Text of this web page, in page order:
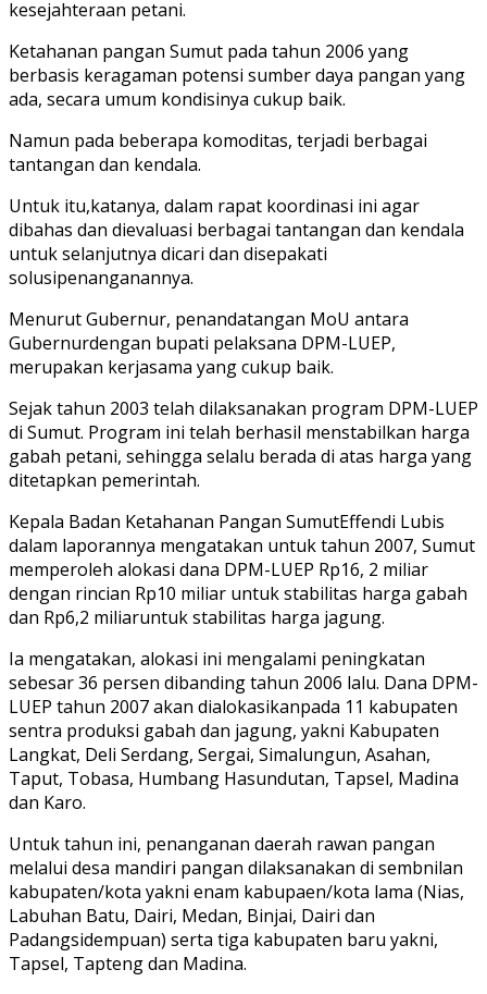
kesejahteraan petani.
Ketahanan pangan Sumut pada tahun 2006 yang
berbasis keragaman potensi sumber daya pangan yang
ada, secara umum kondisinya cukup baik.
Namun pada beberapa komoditas, terjadi berbagai
tantangan dan kendala.
Untuk itu,katanya, dalam rapat koordinasi ini agar
dibahas dan dievaluasi berbagai tantangan dan kendala
untuk selanjutnya dicari dan disepakati
solusipenanganannya.
Menurut Gubernur, penandatangan MoU antara
Gubernurdengan bupati pelaksana DPM-LUEP,
merupakan kerjasama yang cukup baik.
Sejak tahun 2003 telah dilaksanakan program DPM-LUEP
di Sumut. Program ini telah berhasil menstabilkan harga
gabah petani, sehingga selalu berada di atas harga yang
ditetapkan pemerintah.
Kepala Badan Ketahanan Pangan SumutEffendi Lubis
dalam laporannya mengatakan untuk tahun 2007, Sumut
memperoleh alokasi dana DPM-LUEP Rp16, 2 miliar
dengan rincian Rp10 miliar untuk stabilitas harga gabah
dan Rp6,2 miliaruntuk stabilitas harga jagung.
Ia mengatakan, alokasi ini mengalami peningkatan
sebesar 36 persen dibanding tahun 2006 lalu. Dana DPM-
LUEP tahun 2007 akan dialokasikanpada 11 kabupaten
sentra produksi gabah dan jagung, yakni Kabupaten
Langkat, Deli Serdang, Sergai, Simalungun, Asahan,
Taput, Tobasa, Humbang Hasundutan, Tapsel, Madina
dan Karo.
Untuk tahun ini, penanganan daerah rawan pangan
melalui desa mandiri pangan dilaksanakan di sembnilan
kabupaten/kota yakni enam kabupaen/kota lama (Nias,
Labuhan Batu, Dairi, Medan, Binjai, Dairi dan
Padangsidempuan) serta tiga kabupaten baru yakni,
Tapsel, Tapteng dan Madina.